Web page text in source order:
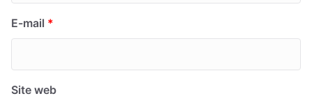
E-mail *
Site web